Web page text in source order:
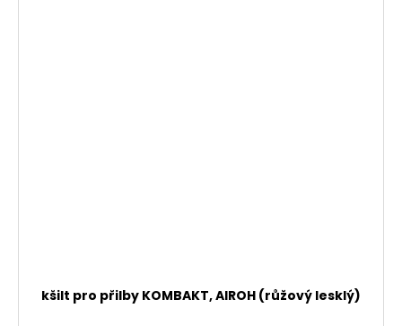
kšilt pro přilby KOMBAKT, AIROH (růžový lesklý)